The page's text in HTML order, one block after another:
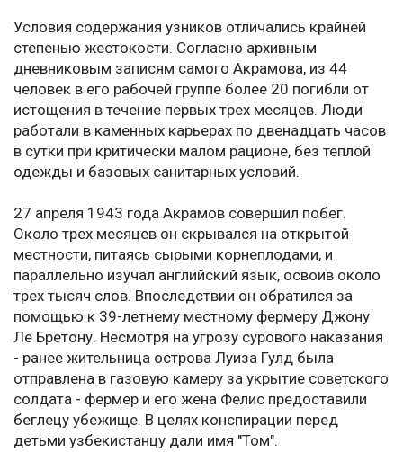
Условия содержания узников отличались крайней
степенью жестокости. Согласно архивным
дневниковым записям самого Акрамова, из 44
человек в его рабочей группе более 20 погибли от
истощения в течение первых трех месяцев. Люди
работали в каменных карьерах по двенадцать часов
в сутки при критически малом рационе, без теплой
одежды и базовых санитарных условий.
27 апреля 1943 года Акрамов совершил побег.
Около трех месяцев он скрывался на открытой
местности, питаясь сырыми корнеплодами, и
параллельно изучал английский язык, освоив около
трех тысяч слов. Впоследствии он обратился за
помощью к 39-летнему местному фермеру Джону
Ле Бретону. Несмотря на угрозу сурового наказания
- ранее жительница острова Луиза Гулд была
отправлена в газовую камеру за укрытие советского
солдата - фермер и его жена Фелис предоставили
беглецу убежище. В целях конспирации перед
детьми узбекистанцу дали имя "Том".